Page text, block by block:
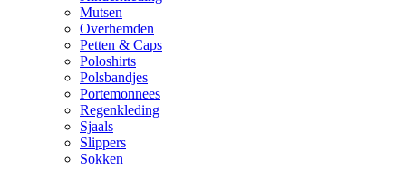
Mutsen
Overhemden
Petten & Caps
Poloshirts
Polsbandjes
Portemonnees
Regenkleding
Sjaals
Slippers
Sokken